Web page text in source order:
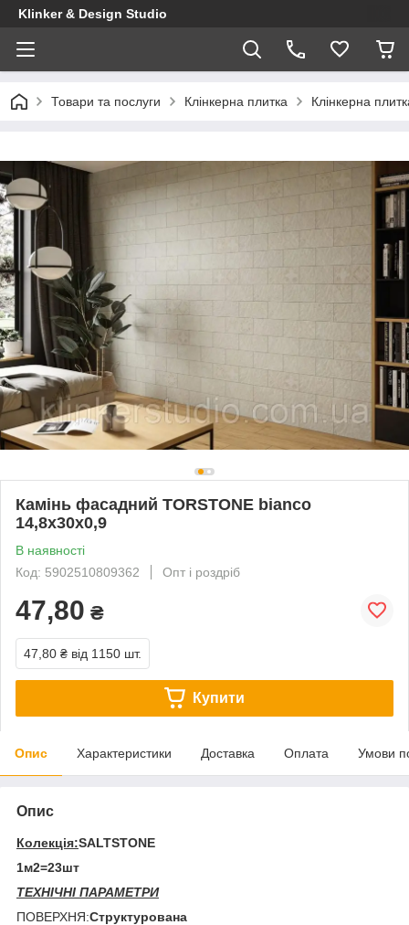
Klinker & Design Studio
Товари та послуги Клінкерна плитка Клінкерна
Камінь фасадний TORSTONE bianco
14,8x30x0,9
В наявності
Код: 5902510809362
Опт і роздріб
47,80 ₴
47,80 ₴ від 1150 шт.
Купити
Опис Характеристики Доставка Оплата Умови
Опис
Колекція:SALTSTONE
1м2=23шт
ТЕХНІЧНІ ПАРАМЕТРИ
ПОВЕРХНЯ:Структурована